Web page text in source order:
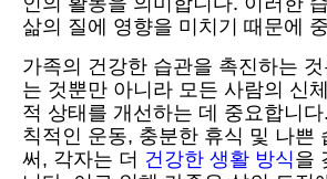
삶의 질에 영향을 미치기 때문에
가족의 건강한 습관을 촉진하는
는 것뿐만 아니라 모든 사람의 신
적 상태를 개선하는 데 중요합니
칙적인 운동, 충분한 휴식 및 나쁜
써, 각자는 더 건강한 생활 방식을